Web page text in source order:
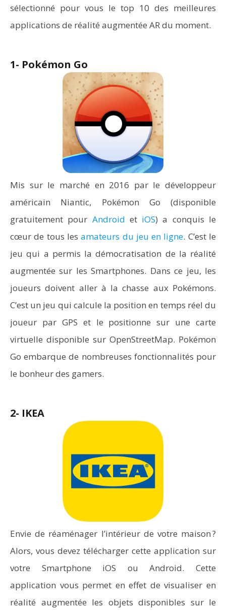
sélectionné pour vous le top 10 des meilleures
applications de réalité augmentée AR du moment.
1- Pokémon Go
Mis sur le marché en 2016 par le développeur
américain Niantic, Pokémon Go (disponible
gratuitement pour Android et iOS) a conquis le
cœur de tous lesamateurs du jeu en ligne. C’est le
jeu qui a permis la démocratisation de la réalité
augmentée sur les Smartphones. Dans ce jeu, les
joueurs doivent aller à la chasse aux Pokémons.
C’est un jeu qui calcule la position en temps réel du
joueur par GPS et le positionne sur une carte
virtuelle disponible sur OpenStreetMap. Pokémon
Go embarque de nombreuses fonctionnalités pour
le bonheur des gamers.
2- IKEA
Envie de réaménager l’intérieur de votre maison ?
Alors, vous devez télécharger cette application sur
votre Smartphone iOS ou Android. Cette
application vous permet en effet de visualiser en
réalité augmentée les objets disponibles sur le